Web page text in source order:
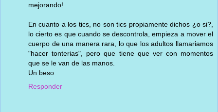
mejorando!
En cuanto a los tics, no son tics propiamente dichos ¿o si?,
lo cierto es que cuando se descontrola, empieza a mover el
cuerpo de una manera rara, lo que los adultos llamariamos
"hacer tonterias", pero que tiene que ver con momentos
que se le van de las manos.
Un beso
Responder